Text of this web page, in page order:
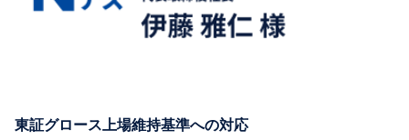
東証グロース上場維持基準への対応